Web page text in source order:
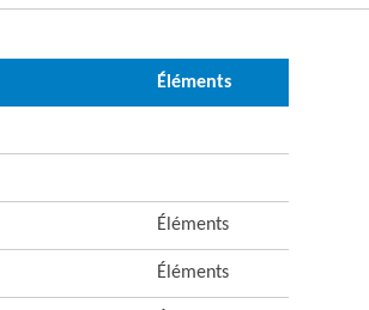
Éléments
Éléments
Éléments